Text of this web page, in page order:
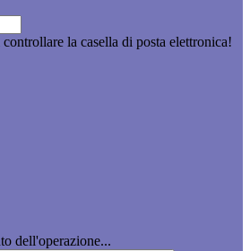
la casella di posta elettronica!
dell'operazione...